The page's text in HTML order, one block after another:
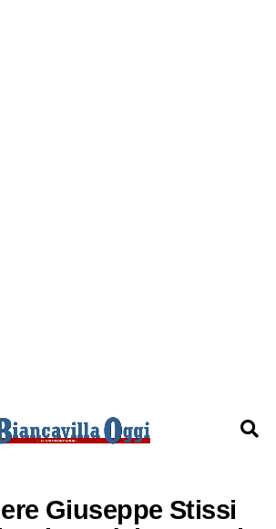
Giuseppe Stissi